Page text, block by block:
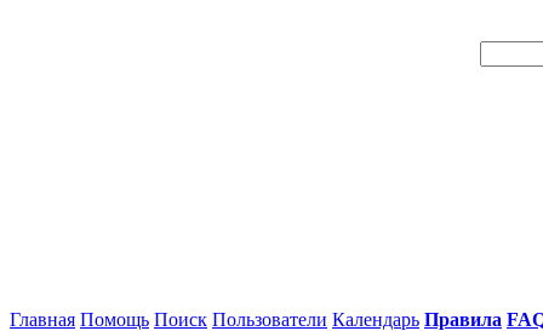
Главная Помощь Поиск Пользователи Календарь Правила